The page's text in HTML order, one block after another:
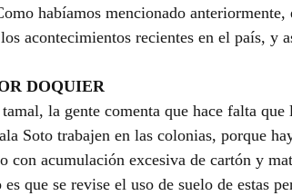
habíamos mencionado anteriormente,
acontecimientos recientes en el país, y
DOQUIER
la gente comenta que hace falta que
Soto trabajen en las colonias, porque
con acumulación excesiva de cartón y
que se revise el uso de suelo de estas